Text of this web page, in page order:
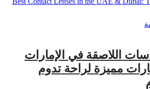
اللاصقة في الإمارات
مميزة لراحة تدوم